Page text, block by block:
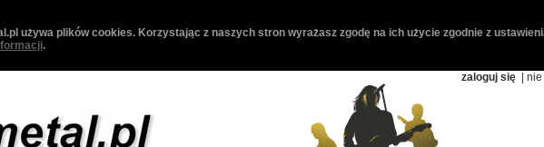
używa plików cookies. Korzystając z naszych stron wyrażasz zgodę na ich użycie zgodnie z
.
zaloguj się |